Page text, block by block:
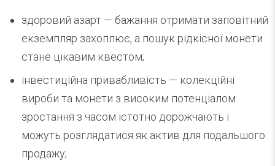
здоровий азарт — бажання отримати заповітний
екземпляр захоплює, а пошук рідкісної монети
стане цікавим квестом;
інвестиційна привабливість — колекційні
вироби та монети з високим потенціалом
зростання з часом істотно дорожчають і
можуть розглядатися як актив для подальшого
продажу;